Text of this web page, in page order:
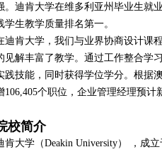
。迪肯大学在维多利亚州毕业生就
学生教学质量排名第一。
迪肯大学，我们与业界协商设计课
见解丰富了教学。通过工作整合
践技能，同时获得学位学分。根据
106,405个职位，企业管理经理预计
校简介
肯大学（Deakin University） ，成